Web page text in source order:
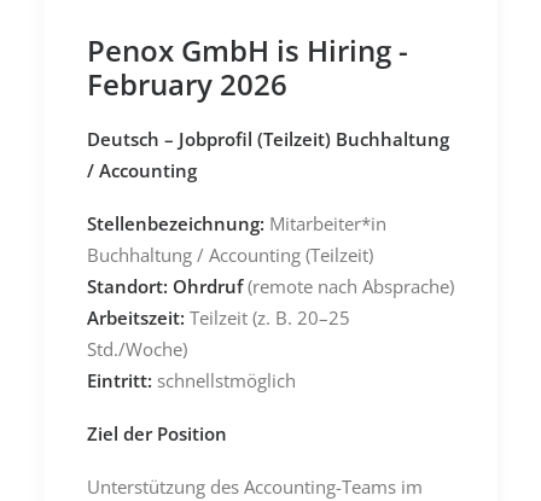
Penox GmbH is Hiring -
February 2026
Deutsch – Jobprofil (Teilzeit) Buchhaltung
/ Accounting
Stellenbezeichnung: Mitarbeiter*in
Buchhaltung / Accounting (Teilzeit)
Standort: Ohrdruf(remote nach Absprache)
Arbeitszeit: Teilzeit (z. B. 20–25
Std./Woche)
Eintritt: schnellstmöglich
Ziel der Position
Unterstützung des Accounting-Teams im